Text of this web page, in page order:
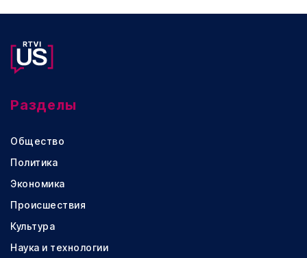
Разделы
Общество
Политика
Экономика
Происшествия
Культура
Наука и технологии